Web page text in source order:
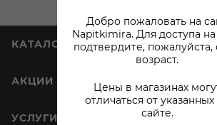
Добро пожаловать на
Napitkimira. Для доступа на
подтвердите, пожалуйста,
возраст.
Цены в магазинах
отличаться от указанных
сайте.
КАТАЛОГ
АКЦИИ
УСЛУГИ